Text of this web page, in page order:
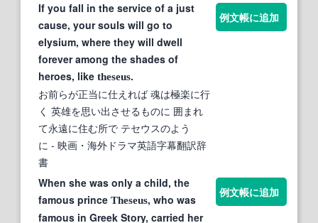
If you fall in the service of a just
cause, your souls will go to
elysium, where they will dwell
forever among the shades of
heroes, like theseus.
お前らが正当に仕えれば 魂は極楽に行
く 英雄を思い出させるものに 囲まれ
て永遠に住む所で テセウスのよう
に - 映画・海外ドラマ英語字幕翻訳辞
書
例文帳に追加
When she was only a child, the
famous prince Theseus, who was
famous in Greek Story, carried her
例文帳に追加